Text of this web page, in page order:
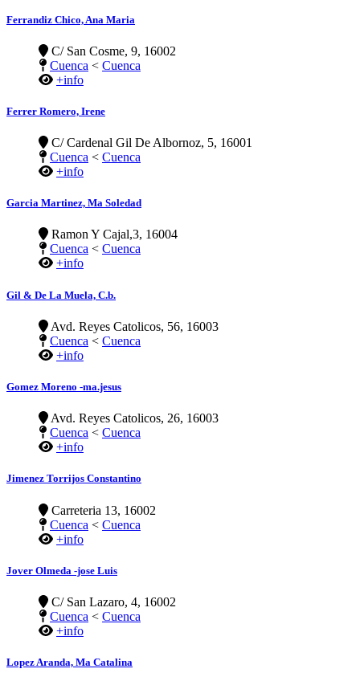
Ferrandiz Chico, Ana Maria
C/ San Cosme, 9, 16002
Cuenca < Cuenca
+info
Ferrer Romero, Irene
C/ Cardenal Gil De Albornoz, 5, 16001
Cuenca < Cuenca
+info
Garcia Martinez, Ma Soledad
Ramon Y Cajal,3, 16004
Cuenca < Cuenca
+info
Gil & De La Muela, C.b.
Avd. Reyes Catolicos, 56, 16003
Cuenca < Cuenca
+info
Gomez Moreno -ma.jesus
Avd. Reyes Catolicos, 26, 16003
Cuenca < Cuenca
+info
Jimenez Torrijos Constantino
Carreteria 13, 16002
Cuenca < Cuenca
+info
Jover Olmeda -jose Luis
C/ San Lazaro, 4, 16002
Cuenca < Cuenca
+info
Lopez Aranda, Ma Catalina